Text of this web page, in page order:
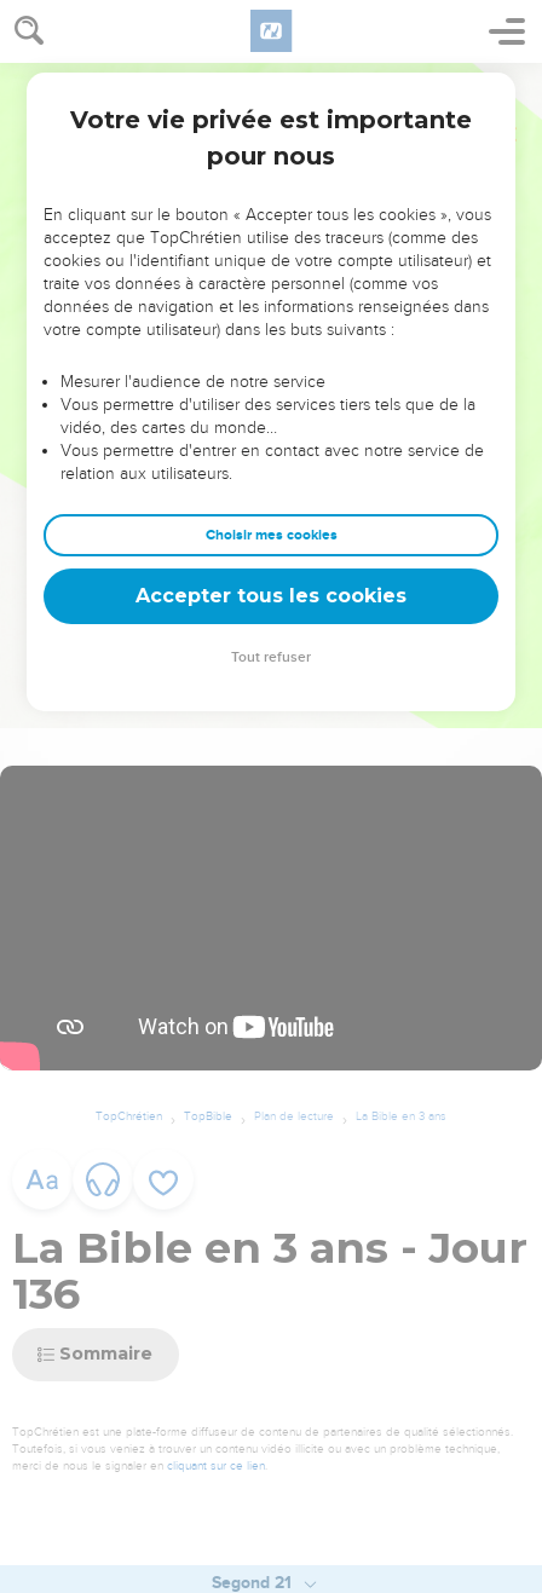
NE MANQUEZ PAS L’ÉVÉNEMENT
DE L’ANNÉE !
ET SI LEURS ERREURS POUVAIENT VOUS ÉVITER LES
VOTRES ?
leur foi ou leur vision. Mais on voit moins les doutes, les erreurs
et les saisons difficiles qu'ils ont traversés, alors même que ce
sont elles qui les ont façonnés.
Dans cette conférence, leaders, entrepreneurs, et responsables
clés pour avancer avec plus de sagesse afin que leurs erreurs
deviennent vos tremplins. Que vous guidiez un ministère, une
équipe, un groupe ou une famille, leur expérience est faite
TopChrétien TopBible Plan de lecture La Bible en 3 ans
La Bible en 3 ans - Jour
136
Sommaire
TopChrétien est une plate-forme diffuseur de contenu de partenaires de qualité sélectionnés.
Toutefois, si vous veniez à trouver un contenu vidéo illicite ou avec un problème technique,
merci de nous le signaler en cliquant sur ce lien
Segond 21
Votre vie privée est importante
pour nous
En cliquant sur le bouton « Accepter tous les cookies », vous
acceptez que TopChrétien utilise des traceurs (comme des
cookies ou l'identifiant unique de votre compte utilisateur) et
traite vos données à caractère personnel (comme vos
données de navigation et les informations renseignées dans
votre compte utilisateur) dans les buts suivants :
Mesurer l'audience de notre service
Vous permettre d'utiliser des services tiers tels que de la
vidéo, des cartes du monde…
Vous permettre d'entrer en contact avec notre service de
relation aux utilisateurs.
Choisir mes cookies
Accepter tous les cookies
Tout refuser